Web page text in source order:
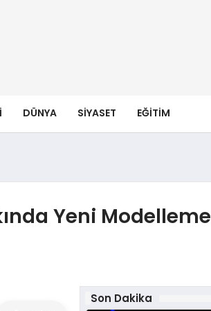
DÜNYA SIYASET EĞITIM
Yeni Modelleme
Son Dakika